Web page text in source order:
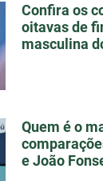
Confira os
oitavas de
masculina
Quem é o
e João